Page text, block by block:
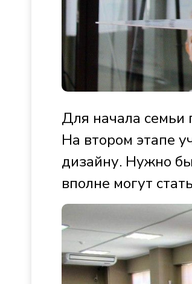
Для начала семьи
На втором этапе
дизайну. Нужно
вполне могут